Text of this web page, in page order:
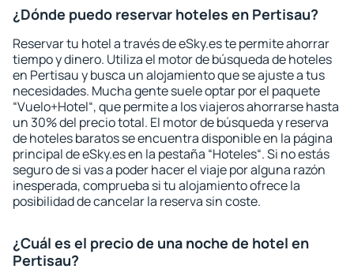
¿Dónde puedo reservar hoteles en Pertisau?
Reservar tu hotel a través de eSky.es te permite ahorrar
tiempo y dinero. Utiliza el motor de búsqueda de hoteles
en Pertisau y busca un alojamiento que se ajuste a tus
necesidades. Mucha gente suele optar por el paquete
“Vuelo+Hotel“, que permite a los viajeros ahorrarse hasta
un 30% del precio total. El motor de búsqueda y reserva
de hoteles baratos se encuentra disponible en la página
principal de eSky.es en la pestaña “Hoteles“. Si no estás
seguro de si vas a poder hacer el viaje por alguna razón
inesperada, comprueba si tu alojamiento ofrece la
posibilidad de cancelar la reserva sin coste.
¿Cuál es el precio de una noche de hotel en
Pertisau?